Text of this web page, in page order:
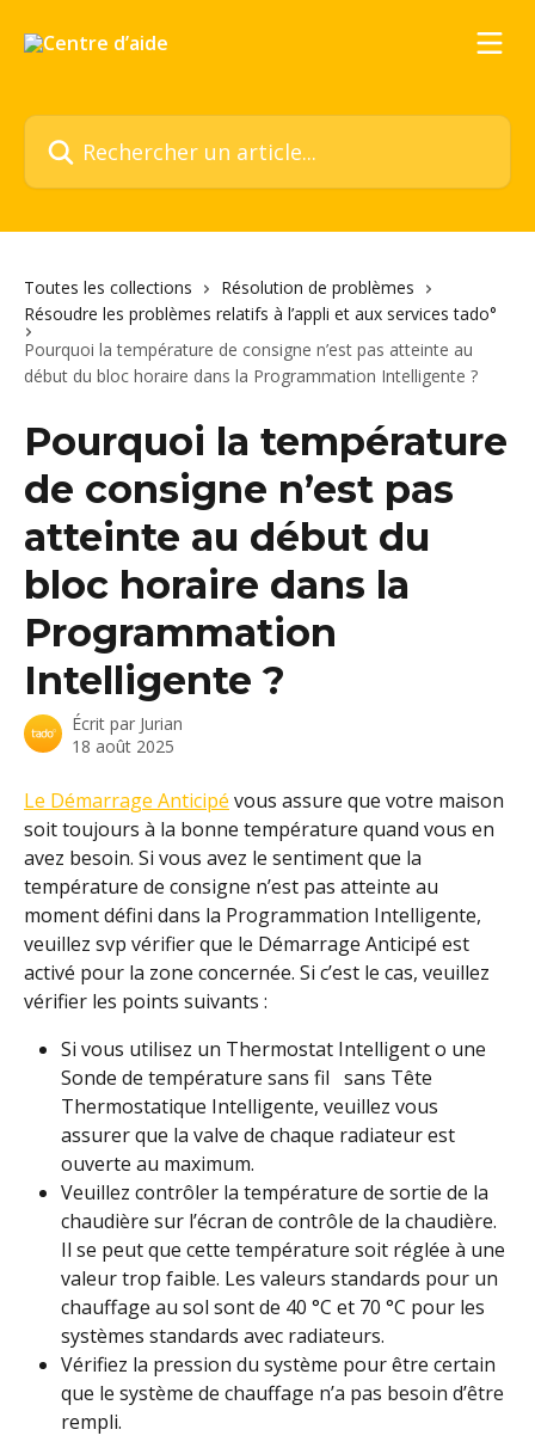
Rechercher un article...
Toutes les collections
Résolution de problèmes
Résoudre les problèmes relatifs à l’appli et aux services tado°
Pourquoi la température de consigne n’est pas atteinte au
début du bloc horaire dans la Programmation Intelligente ?
Pourquoi la température
de consigne n’est pas
atteinte au début du
bloc horaire dans la
Programmation
Intelligente ?
Écrit par Jurian
18 août 2025
Le Démarrage Anticipé vous assure que votre maison
soit toujours à la bonne température quand vous en
avez besoin. Si vous avez le sentiment que la
température de consigne n’est pas atteinte au
moment défini dans la Programmation Intelligente,
veuillez svp vérifier que le Démarrage Anticipé est
activé pour la zone concernée. Si c’est le cas, veuillez
vérifier les points suivants :
Si vous utilisez un Thermostat Intelligent o une
Sonde de température sans fil   sans Tête
Thermostatique Intelligente, veuillez vous
assurer que la valve de chaque radiateur est
ouverte au maximum.
Veuillez contrôler la température de sortie de la
chaudière sur l’écran de contrôle de la chaudière.
Il se peut que cette température soit réglée à une
valeur trop faible. Les valeurs standards pour un
chauffage au sol sont de 40 °C et 70 °C pour les
systèmes standards avec radiateurs.
Vérifiez la pression du système pour être certain
que le système de chauffage n’a pas besoin d’être
rempli.